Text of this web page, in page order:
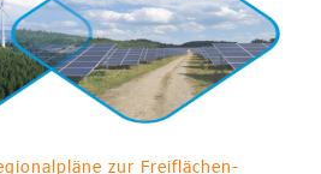
zur Freiflächen-